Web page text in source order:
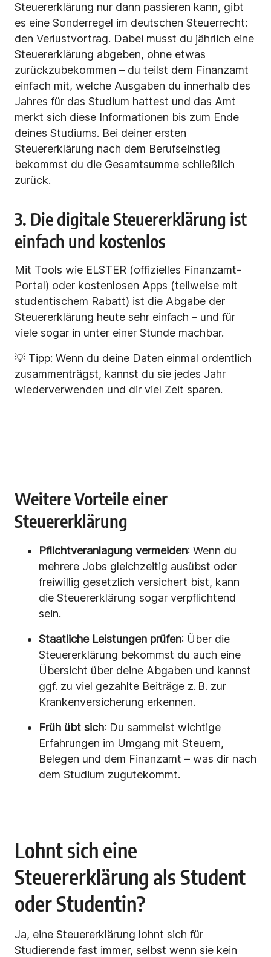
Steuererklärung nur dann passieren kann, gibt
es eine Sonderregel im deutschen Steuerrecht:
den Verlustvortrag. Dabei musst du jährlich eine
Steuererklärung abgeben, ohne etwas
zurückzubekommen – du teilst dem Finanzamt
einfach mit, welche Ausgaben du innerhalb des
Jahres für das Studium hattest und das Amt
merkt sich diese Informationen bis zum Ende
deines Studiums. Bei deiner ersten
Steuererklärung nach dem Berufseinstieg
bekommst du die Gesamtsumme schließlich
zurück.
3. Die digitale Steuererklärung ist
einfach und kostenlos
Mit Tools wie ELSTER (offizielles Finanzamt-
Portal) oder kostenlosen Apps (teilweise mit
studentischem Rabatt) ist die Abgabe der
Steuererklärung heute sehr einfach – und für
viele sogar in unter einer Stunde machbar.
💡 Tipp: Wenn du deine Daten einmal ordentlich
zusammenträgst, kannst du sie jedes Jahr
wiederverwenden und dir viel Zeit sparen.
Weitere Vorteile einer
Steuererklärung
Pflichtveranlagung vermeiden: Wenn du
mehrere Jobs gleichzeitig ausübst oder
freiwillig gesetzlich versichert bist, kann
die Steuererklärung sogar verpflichtend
sein.
Staatliche Leistungen prüfen: Über die
Steuererklärung bekommst du auch eine
Übersicht über deine Abgaben und kannst
ggf. zu viel gezahlte Beiträge z. B. zur
Krankenversicherung erkennen.
Früh übt sich: Du sammelst wichtige
Erfahrungen im Umgang mit Steuern,
Belegen und dem Finanzamt – was dir nach
dem Studium zugutekommt.
Lohnt sich eine
Steuererklärung als Student
oder Studentin?
Ja, eine Steuererklärung lohnt sich für
Studierende fast immer, selbst wenn sie kein